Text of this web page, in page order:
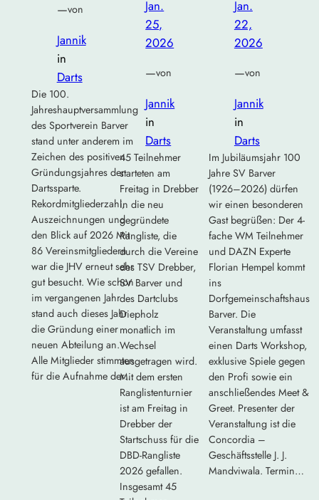
—von
Jannik
in
Darts
Die 100.
Jahreshauptversammlung
des Sportverein Barver
stand unter anderem im
Zeichen des positiven
Gründungsjahres der
Dartssparte.
Rekordmitgliederzahl,
Auszeichnungen und
den Blick auf 2026 Mit
86 Vereinsmitgliedern
war die JHV erneut sehr
gut besucht. Wie schon
im vergangenen Jahr
stand auch dieses Jahr
die Gründung einer
neuen Abteilung an.
Alle Mitglieder stimmten
für die Aufnahme der…
Jan.
25,
2026
—von
Jannik
in
Darts
45 Teilnehmer
starteten am
Freitag in Drebber
in die neu
gegründete
Rangliste, die
durch die Vereine
des TSV Drebber,
SV Barver und
des Dartclubs
Diepholz
monatlich im
Wechsel
ausgetragen wird.
Mit dem ersten
Ranglistenturnier
ist am Freitag in
Drebber der
Startschuss für die
DBD-Rangliste
2026 gefallen.
Insgesamt 45
Jan.
22,
2026
—von
Jannik
in
Darts
Im Jubiläumsjahr 100
Jahre SV Barver
(1926–2026) dürfen
wir einen besonderen
Gast begrüßen: Der 4-
fache WM Teilnehmer
und DAZN Experte
Florian Hempel kommt
ins
Dorfgemeinschaftshaus
Barver. Die
Veranstaltung umfasst
einen Darts Workshop,
exklusive Spiele gegen
den Profi sowie ein
anschließendes Meet &
Greet. Presenter der
Veranstaltung ist die
Concordia –
Geschäftsstelle J. J.
Mandviwala. Termin…